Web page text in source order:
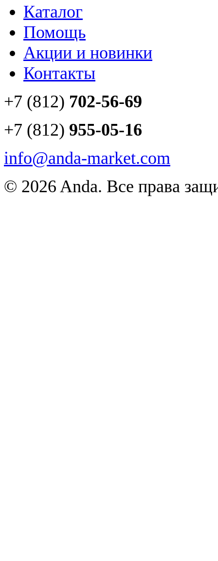
Каталог
Помощь
Акции и новинки
Контакты
+7 (812) 702-56-69
+7 (812) 955-05-16
info@anda-market.com
© 2026 Anda. Все права